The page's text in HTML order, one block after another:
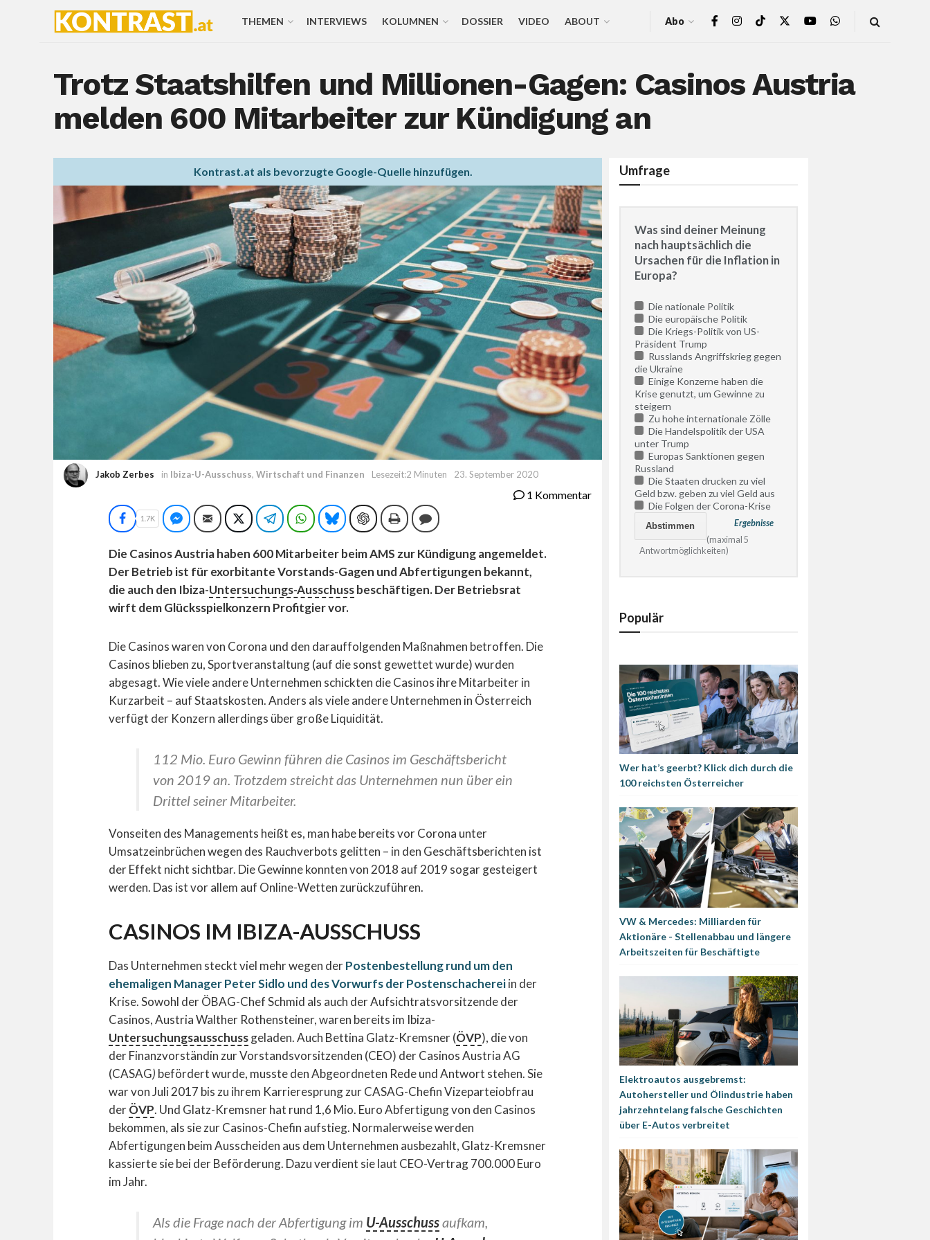
THEMEN INTERVIEWS KOLUMNEN DOSSIER VIDEO ABOUT Abo
Trotz Staatshilfen und Millionen-Gagen: Casinos Austria
melden 600 Mitarbeiter zur Kündigung an
Kontrast.at als bevorzugte Google-Quelle hinzufügen.
Jakob Zerbes in Ibiza-U-Ausschuss,Wirtschaft und Finanzen Lesezeit:2 Minuten 23. September 2020
1 Kommentar
Facebook
1.7K Facebook Messenger
E-Mail TwitterTelegramWhatsAppBlueskyChatGPTDruckenKommentieren
Die Casinos Austria haben 600 Mitarbeiter beim AMS zur Kündigung angemeldet.
Der Betrieb ist für exorbitante Vorstands-Gagen und Abfertigungen bekannt,
die auch den Ibiza-Untersuchungs-Ausschussbeschäftigen. Der Betriebsrat
wirft dem Glücksspielkonzern Profitgier vor.
Die Casinos waren von Corona und den darauffolgenden Maßnahmen betroffen. Die
Casinos blieben zu, Sportveranstaltung (auf die sonst gewettet wurde) wurden
abgesagt. Wie viele andere Unternehmen schickten die Casinos ihre Mitarbeiter in
Kurzarbeit – auf Staatskosten. Anders als viele andere Unternehmen in Österreich
verfügt der Konzern allerdings über große Liquidität.
112 Mio. Euro Gewinn führen die Casinos im Geschäftsbericht
von 2019 an. Trotzdem streicht das Unternehmen nun über ein
Drittel seiner Mitarbeiter.
Vonseiten des Managements heißt es, man habe bereits vor Corona unter
Umsatzeinbrüchen wegen des Rauchverbots gelitten – in den Geschäftsberichten ist
der Effekt nicht sichtbar. Die Gewinne konnten von 2018 auf 2019 sogar gesteigert
werden. Das ist vor allem auf Online-Wetten zurückzuführen.
CASINOS IM IBIZA-AUSSCHUSS
Das Unternehmen steckt viel mehr wegen derPostenbestellung rund um den
ehemaligen Manager Peter Sidlo und des Vorwurfs der Postenschachereiin der
Krise. Sowohl der ÖBAG-Chef Schmid als auch der Aufsichtratsvorsitzende der
Casinos, Austria Walther Rothensteiner, waren bereits im Ibiza-
Untersuchungsausschussgeladen. Auch Bettina Glatz-Kremsner (ÖVP), die von
der Finanzvorständin zur Vorstandsvorsitzenden (CEO) der Casinos Austria AG
(CASAG) befördert wurde, musste den Abgeordneten Rede und Antwort stehen. Sie
war von Juli 2017 bis zu ihrem Karrieresprung zur CASAG-Chefin Vizeparteiobfrau
derÖVP. Und Glatz-Kremsner hat rund 1,6 Mio. Euro Abfertigung von den Casinos
bekommen, als sie zur Casinos-Chefin aufstieg. Normalerweise werden
Abfertigungen beim Ausscheiden aus dem Unternehmen ausbezahlt, Glatz-Kremsner
kassierte sie bei der Beförderung. Dazu verdient sie laut CEO-Vertrag 700.000 Euro
im Jahr.
Als die Frage nach der Abfertigung im U-Ausschussaufkam,
Umfrage
Was sind deiner Meinung
nach hauptsächlich die
Ursachen für die Inflation in
Europa?
Die nationale Politik
Die europäische Politik
Die Kriegs-Politik von US-
Präsident Trump
Russlands Angriffskrieg gegen
die Ukraine
Einige Konzerne haben die
Krise genutzt, um Gewinne zu
steigern
Zu hohe internationale Zölle
Die Handelspolitik der USA
unter Trump
Europas Sanktionen gegen
Russland
Die Staaten drucken zu viel
Geld bzw. geben zu viel Geld aus
Die Folgen der Corona-Krise
Ergebnisse
(maximal 5
Antwortmöglichkeiten)
Populär
Wer hat’s geerbt? Klick dich durch die
100 reichsten Österreicher
VW & Mercedes: Milliarden für
Aktionäre - Stellenabbau und längere
Arbeitszeiten für Beschäftigte
Elektroautos ausgebremst:
Autohersteller und Ölindustrie haben
jahrzehntelang falsche Geschichten
über E-Autos verbreitet